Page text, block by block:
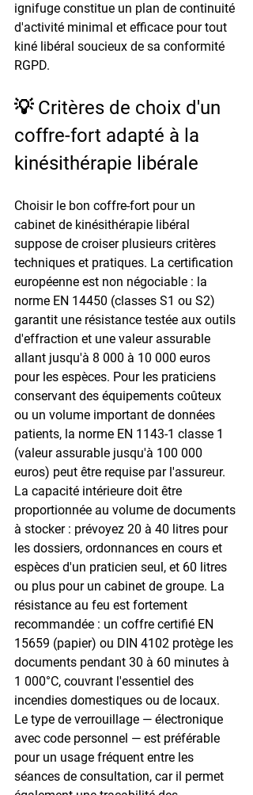
ignifuge constitue un plan de continuité
d'activité minimal et efficace pour tout
kiné libéral soucieux de sa conformité
RGPD.
💡 Critères de choix d'un
coffre-fort adapté à la
kinésithérapie libérale
Choisir le bon coffre-fort pour un
cabinet de kinésithérapie libéral
suppose de croiser plusieurs critères
techniques et pratiques. La certification
européenne est non négociable : la
norme EN 14450 (classes S1 ou S2)
garantit une résistance testée aux outils
d'effraction et une valeur assurable
allant jusqu'à 8 000 à 10 000 euros
pour les espèces. Pour les praticiens
conservant des équipements coûteux
ou un volume important de données
patients, la norme EN 1143-1 classe 1
(valeur assurable jusqu'à 100 000
euros) peut être requise par l'assureur.
La capacité intérieure doit être
proportionnée au volume de documents
à stocker : prévoyez 20 à 40 litres pour
les dossiers, ordonnances en cours et
espèces d'un praticien seul, et 60 litres
ou plus pour un cabinet de groupe. La
résistance au feu est fortement
recommandée : un coffre certifié EN
15659 (papier) ou DIN 4102 protège les
documents pendant 30 à 60 minutes à
1 000°C, couvrant l'essentiel des
incendies domestiques ou de locaux.
Le type de verrouillage — électronique
avec code personnel — est préférable
pour un usage fréquent entre les
séances de consultation, car il permet